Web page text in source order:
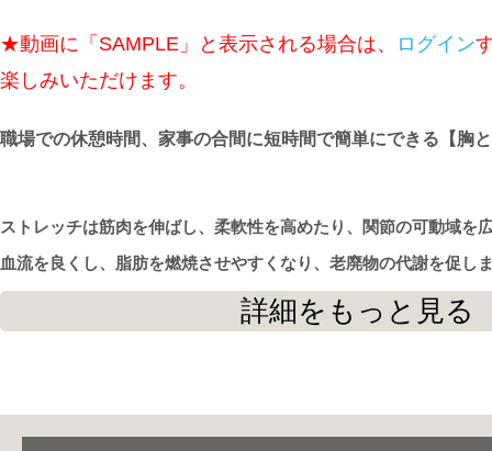
★動画に「SAMPLE」と表示される場合は、 ログイン
楽しみいただけます。
職場での休憩時間、家事の合間に短時間で簡単にできる【胸
ストレッチは筋肉を伸ばし、柔軟性を高めたり、関節の可動域を
血流を良くし、脂肪を燃焼させやすくなり、老廃物の代謝を促し
また寝つきが良くなり、疲れが取れやすくなります。
詳細をもっと見る